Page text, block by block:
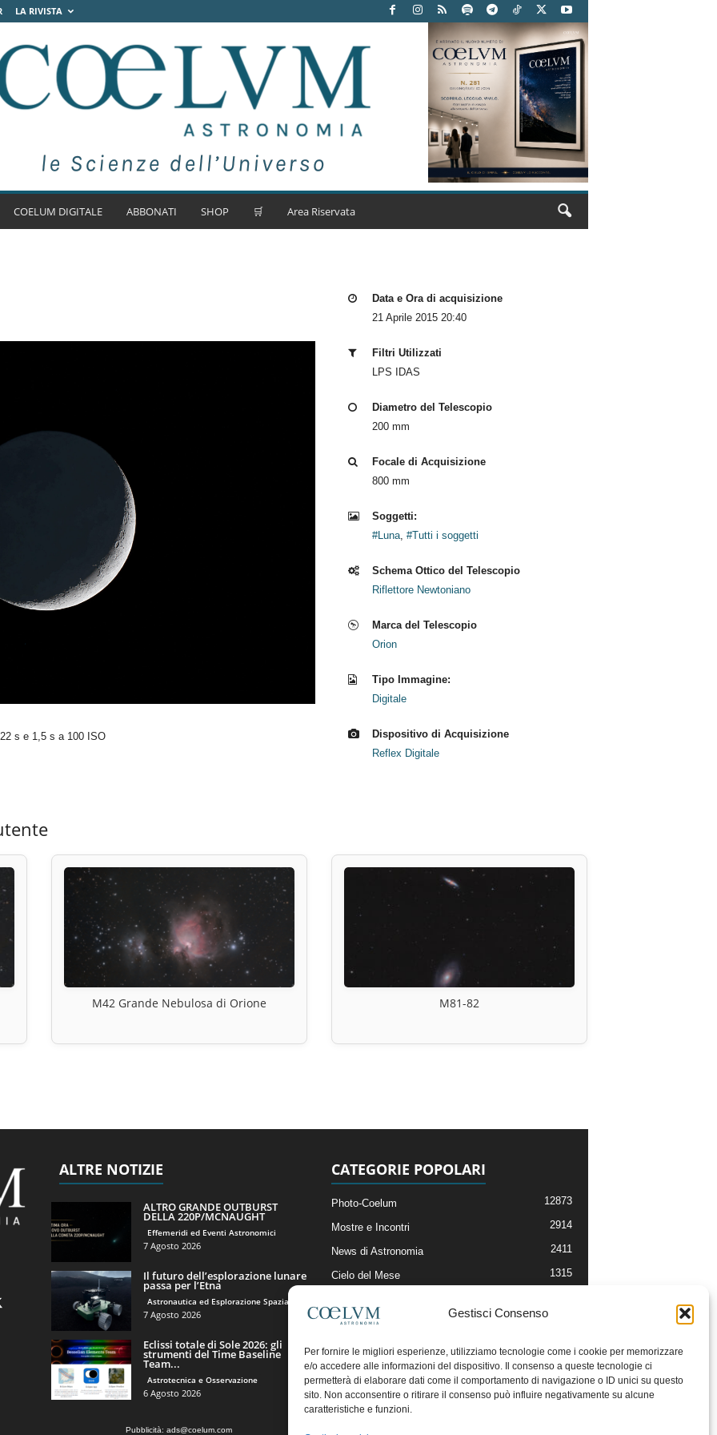
Gestisci Consenso
Per fornire le migliori esperienze, utilizziamo tecnologie come i cookie per memorizzare
e/o accedere alle informazioni del dispositivo. Il consenso a queste tecnologie ci
permetterà di elaborare dati come il comportamento di navigazione o ID unici su questo
sito. Non acconsentire o ritirare il consenso può influire negativamente su alcune
caratteristiche e funzioni.
LA RIVISTA
COELUM DIGITALE ABBONATI SHOP 🛒 Area Riservata
s e 1,5 s a 100 ISO
Data e Ora di acquisizione
21 Aprile 2015 20:40
Filtri Utilizzati
LPS IDAS
Diametro del Telescopio
200 mm
Focale di Acquisizione
800 mm
Soggetti:
#Luna, #Tutti i soggetti
Schema Ottico del Telescopio
Riflettore Newtoniano
Marca del Telescopio
Orion
Tipo Immagine:
Digitale
Dispositivo di Acquisizione
Reflex Digitale
M42 Grande Nebulosa di Orione M81-82
ALTRE NOTIZIE
ALTRO GRANDE OUTBURST
DELLA 220P/MCNAUGHT
Effemeridi ed Eventi Astronomici
7 Agosto 2026
Il futuro dell’esplorazione lunare
passa per l’Etna
Astronautica ed Esplorazione Spaziale
7 Agosto 2026
Eclissi totale di Sole 2026: gli
strumenti del Time Baseline
Team...
Astrotecnica e Osservazione
6 Agosto 2026
CATEGORIE POPOLARI
Photo-Coelum 12873
Mostre e Incontri 2914
News di Astronomia 2411
Cielo del Mese 1315
Articoli e Risorse On-Line
Il Blog della Redazione
Pubblicità: ads@coelum.com